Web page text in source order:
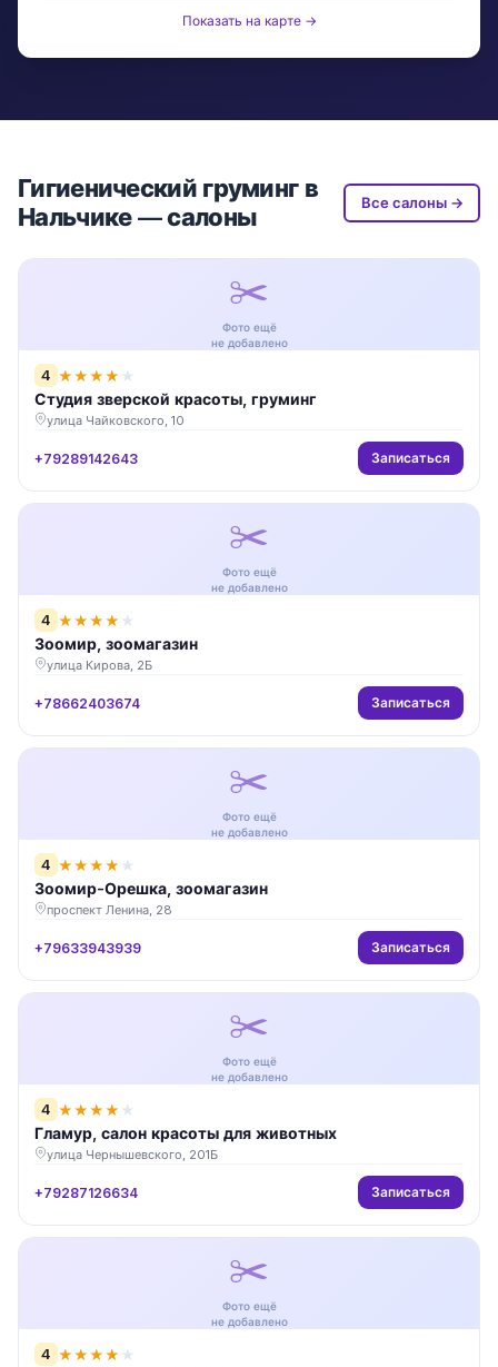
Показать на карте →
Гигиенический груминг в
Нальчике — салоны
Все салоны →
✂️
Фото ещё
не добавлено
4 ★★★★ ★
Студия зверской красоты, груминг
улица Чайковского, 10
+79289142643 Записаться
✂️
Фото ещё
не добавлено
4 ★★★★ ★
Зоомир, зоомагазин
улица Кирова, 2Б
+78662403674 Записаться
✂️
Фото ещё
не добавлено
4 ★★★★ ★
Зоомир-Орешка, зоомагазин
проспект Ленина, 28
+79633943939 Записаться
✂️
Фото ещё
не добавлено
4 ★★★★ ★
Гламур, салон красоты для животных
улица Чернышевского, 201Б
+79287126634 Записаться
✂️
Фото ещё
не добавлено
4 ★★★★ ★